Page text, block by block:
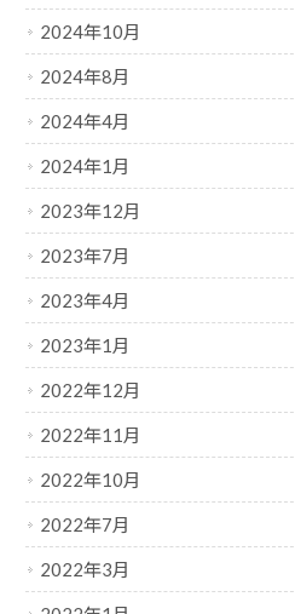
2024年10月
2024年8月
2024年4月
2024年1月
2023年12月
2023年7月
2023年4月
2023年1月
2022年12月
2022年11月
2022年10月
2022年7月
2022年3月